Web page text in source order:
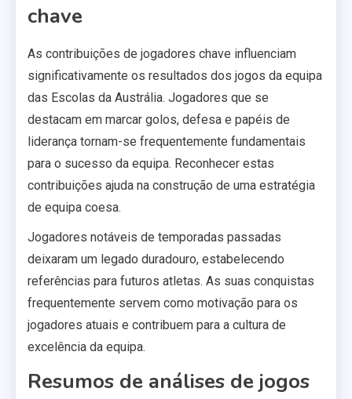
chave
As contribuições de jogadores chave influenciam
significativamente os resultados dos jogos da equipa
das Escolas da Austrália. Jogadores que se
destacam em marcar golos, defesa e papéis de
liderança tornam-se frequentemente fundamentais
para o sucesso da equipa. Reconhecer estas
contribuições ajuda na construção de uma estratégia
de equipa coesa.
Jogadores notáveis de temporadas passadas
deixaram um legado duradouro, estabelecendo
referências para futuros atletas. As suas conquistas
frequentemente servem como motivação para os
jogadores atuais e contribuem para a cultura de
excelência da equipa.
Resumos de análises de jogos